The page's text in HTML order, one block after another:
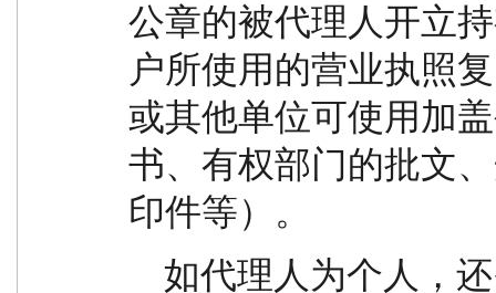
公章的被代理人开立
户所使用的营业执照
或其他单位可使用加
书、有权部门的批文
印件等）。